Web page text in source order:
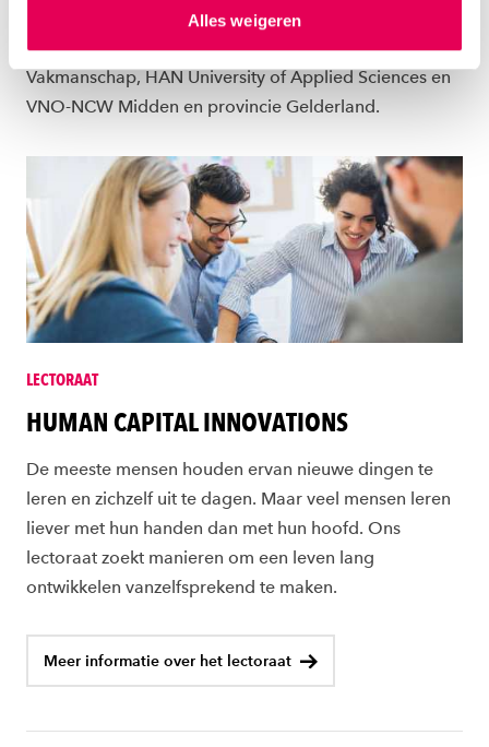
cookiestatement. Via ‘Zelf instellen’ kun je ook zelf
instellen welke cookies we plaatsen. Je kunt je
toestemming altijd wijzigen of intrekken via
onscookiestatement.
Alles weigeren
Het project is mede mogelijk gemaakt door Gelders
Vakmanschap, HAN University of Applied Sciences en
VNO-NCW Midden en provincie Gelderland.
LECTORAAT
HUMAN CAPITAL INNOVATIONS
De meeste mensen houden ervan nieuwe dingen te
leren en zichzelf uit te dagen. Maar veel mensen leren
liever met hun handen dan met hun hoofd. Ons
lectoraat zoekt manieren om een leven lang
ontwikkelen vanzelfsprekend te maken.
Meer informatie over het lectoraat